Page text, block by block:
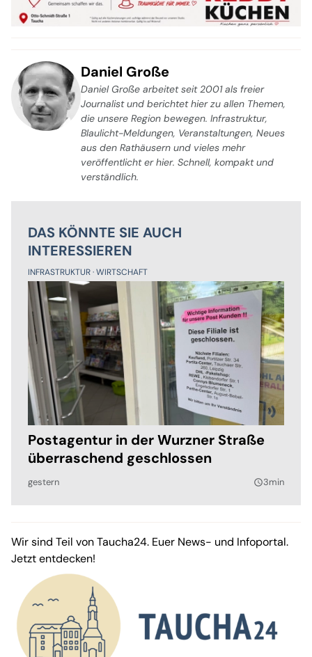
Daniel Große
Daniel Große arbeitet seit 2001 als freier
Journalist und berichtet hier zu allen Themen,
die unsere Region bewegen. Infrastruktur,
Blaulicht-Meldungen, Veranstaltungen, Neues
aus den Rathäusern und vieles mehr
veröffentlicht er hier. Schnell, kompakt und
verständlich.
DAS KÖNNTE SIE AUCH
INTERESSIEREN
INFRASTRUKTUR WIRTSCHAFT
Postagentur in der Wurzner Straße
überraschend geschlossen
gestern query_builder3min
Wir sind Teil von Taucha24. Euer News- und Infoportal.
Jetzt entdecken!